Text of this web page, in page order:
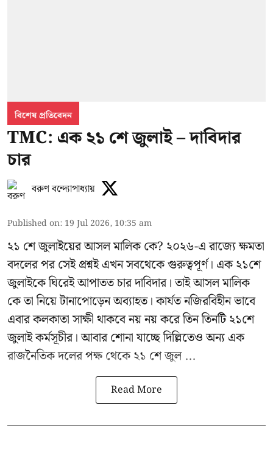
বিশেষ প্রতিবেদন
TMC: এক ২১ শে জুলাই – দাবিদার
চার
বরুণ বন্দ্যোপাধ্যায়
Published on: 19 Jul 2026, 10:35 am
২১ শে জুলাইয়ের আসল মালিক কে? ২০২৬-এ রাজ্যে ক্ষমতা
বদলের পর সেই প্রশ্নই এখন সবথেকে গুরুত্বপূর্ণ। এক২১শে
জুলাইকেঘিরেই আপাতত চার দাবিদার। তাই আসল মালিক
কে তা নিয়ে টানাপোড়েন অব্যাহত। কার্যত নজিরবিহীন ভাবে
এবার কলকাতা সাক্ষী থাকবে নয় নয় করে তিন তিনটি ২১শে
জুলাই কর্মসূচীর। আবার শোনা যাচ্ছে দিল্লিতেও অন্য এক
রাজনৈতিক দলের পক্ষ থেকে ২১ শে জুল ...
Read More